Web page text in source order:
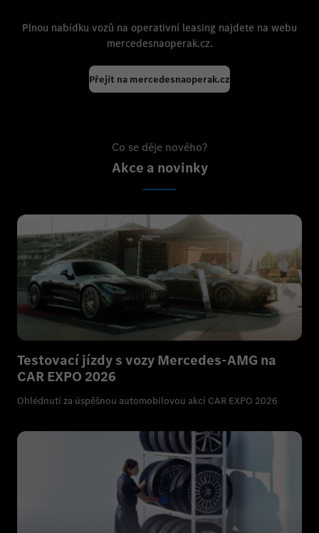
Plnou nabídku vozů na operativní leasing najdete na webu
mercedesnaoperak.cz.
Přejít na mercedesnaoperak.cz
Co se děje nového?
Akce a novinky
Testovací jízdy s vozy Mercedes-AMG na
CAR EXPO 2026
Ohlédnutí za úspěšnou automobilovou akcí CAR EXPO 2026